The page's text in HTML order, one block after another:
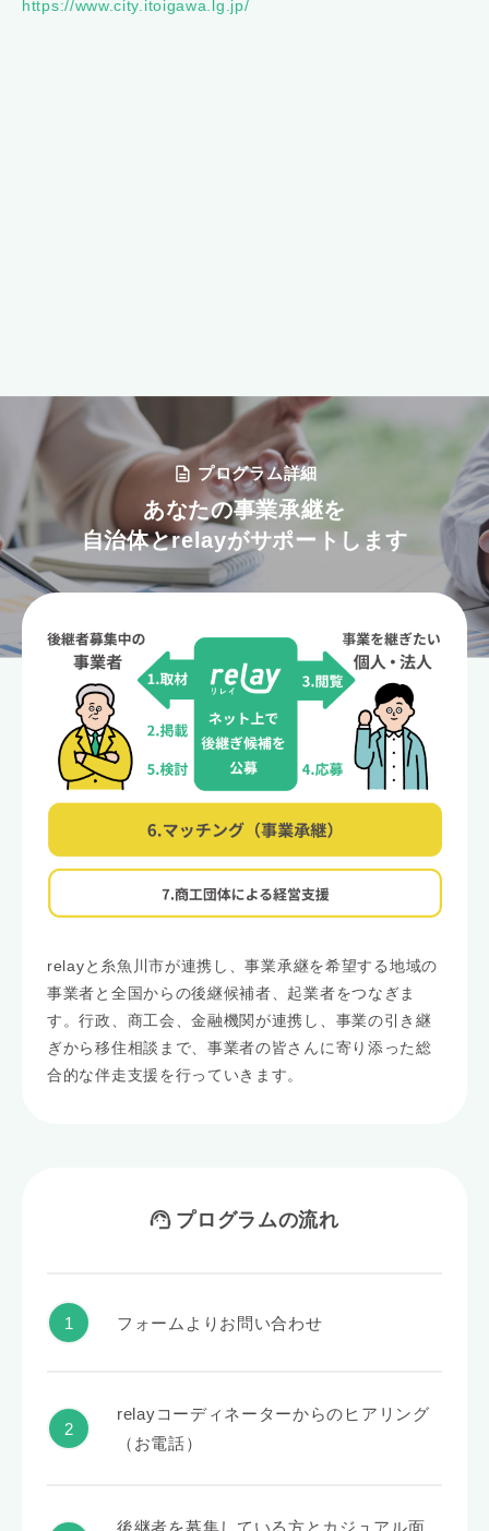
https://www.city.itoigawa.lg.jp/
プログラム詳細
あなたの事業承継を
自治体とrelayがサポートします
relayと糸魚川市が連携し、事業承継を希望する地域の
事業者と全国からの後継候補者、起業者をつなぎま
す。行政、商工会、金融機関が連携し、事業の引き継
ぎから移住相談まで、事業者の皆さんに寄り添った総
合的な伴走支援を行っていきます。
プログラムの流れ
フォームよりお問い合わせ
relayコーディネーターからのヒアリング
（お電話）